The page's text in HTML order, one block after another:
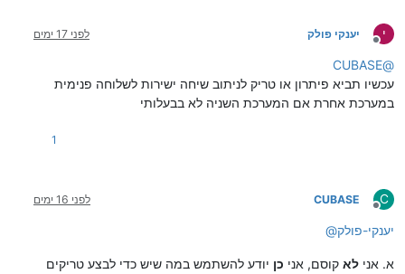
י
מנותק
יענקי פולק לפני 17 ימים
@
CUBASE
עכשיו תביא פיתרון או טריק לניתוב שיחה ישירות לשלוחה פנימית
במערכת אחרת אם המערכת השניה לא בבעלותי
1
C
מנותק
CUBASE לפני 16 ימים
@יענקי-פולק
א. אני לא קוסם, אני כן יודע להשתמש במה שיש כדי לבצע טריקים